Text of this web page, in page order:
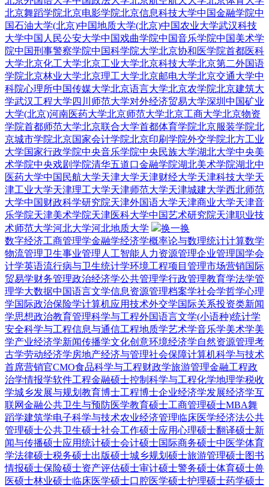
北京舞蹈学院北京电影学院北京信息科技大学中国金融学院中
国石油大学(北京)中国地质大学(北京)中国农业大学武汉科技
大学中国人民公安大学中国戏曲学院中国音乐学院中国美术学
院中国刑事警察学院中国科学院大学北京协和医学院首都医科
大学北京化工大学北京工业大学北京科技大学北京第二外国语
学院北京林业大学北京理工大学北京邮电大学北京交通大学中
科院心理所中国传媒大学北京语言大学北京农学院北京建筑大
学武汉工程大学 四川师范大学对外经济贸易大学深圳 中国矿业
大学(北京)河南医药大学北京师范大学北京工商大学北京物资
学院首都师范大学北京联合大学首都体育学院北京服装学院北
京城市学院北京国家会计学院北京印刷学院外交学院北方工业
大学国家行政学院中央音乐学院中央民族大学湖北大学中央美
术学院中央戏剧学院清华五道口金融学院湖北美术学院湖北中
医药大学中国民航大学天津大学天津财经大学天津科技大学天
津工业大学天津理工大学天津师范大学天津城建大学西北师范
大学中国财政科学研究院天津外国语大学天津商业大学天津音
乐学院天津美术学院天津医科大学中国艺术研究院天津职业技
术师范大学河北大学河北地质大学
换一换
数字经济工商管理学金融学经济学概率论与数理统计计算数学
物流管理卫生事业管理 人工智能人力资源管理企业管理国学会
计学英语流行病与卫生统计学环境工程项目管理市场营销国际
贸易学财务管理政治经济学公共管理学行政管理教育学法学管
理学大数据中国语言文学信息资源管理档案学社会学哲学心理
学国际政治保险学计算机应用技术外交学国际关系投资类新闻
学思想政治教育管理科学与工程外国语言文学(小语种)统计学
安全科学与工程信息与通信工程地质学艺术学音乐学美术学美
学产业经济学新闻传播学文化创意环境经济学自然资源管理考
古学劳动经济学房地产经济与管理社会保障计算机科学与技术
首席营销官CMO食品科学与工程财政学旅游管理金融工程政
治学情报学软件工程金融硕士控制科学与工程化学地理学税收
学城乡发展与规划 教育博士工程博士企业经济学发展经济学互
联网金融公共卫生与预防医学教育硕士工商管理硕士MBA舞
蹈学建筑学电子科学与技术农业经济管理临床医学经济法公共
管理硕士公共卫生硕士社会工作硕士应用心理硕士翻译硕士新
闻与传播硕士应用统计硕士会计硕士国际商务硕士中医学体育
学法律硕士税务硕士出版硕士城乡规划硕士旅游管理硕士图书
情报硕士保险硕士资产评估硕士审计硕士警务硕士体育硕士兽
医硕士林业硕士临床医学硕士口腔医学硕士护理硕士药学硕士